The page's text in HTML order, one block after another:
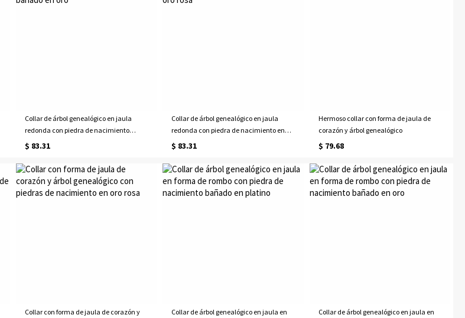
Collar de árbol genealógico en jaula
redonda con piedra de nacimiento
bañado en oro
$ 83.31
Collar de árbol genealógico en jaula
redonda con piedra de nacimiento en
oro rosa
$ 83.31
Hermoso collar con forma de jaula de
corazón y árbol genealógico
$ 79.68
Collar con forma de jaula de corazón y
Collar de árbol genealógico en jaula en
Collar de árbol genealógico en jaula en